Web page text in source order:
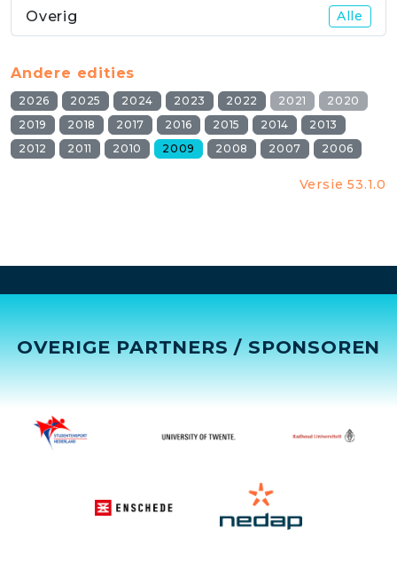
Overig Alle
Andere edities
2026 2025 2024 2023 2022 2021
2020
2019
2018 2017 2016 2015 2014
2013
2012
2011 2010 2009 2008 2007 2006
Versie 53.1.0
OVERIGE PARTNERS / SPONSOREN